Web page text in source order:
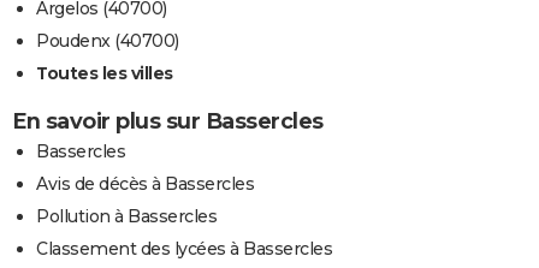
Argelos (40700)
Poudenx (40700)
Toutes les villes
En savoir plus sur Bassercles
Bassercles
Avis de décès à Bassercles
Pollution à Bassercles
Classement des lycées à Bassercles